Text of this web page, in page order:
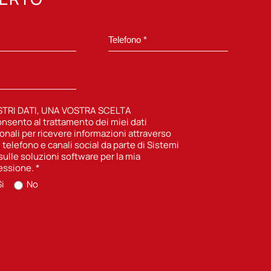
DATI, UNA VOSTRA SCELTA
al trattamento dei miei dati
per ricevere informazioni attraverso
telefono e canali social da parte di Sistemi
soluzioni software per la mia
*
No